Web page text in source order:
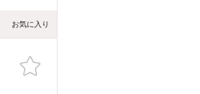
お気に入り